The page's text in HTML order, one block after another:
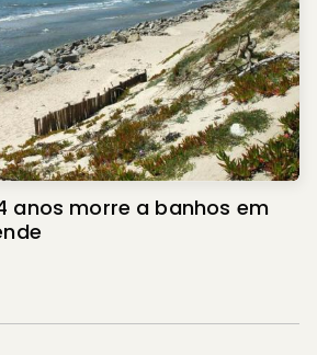
anos morre a banhos em